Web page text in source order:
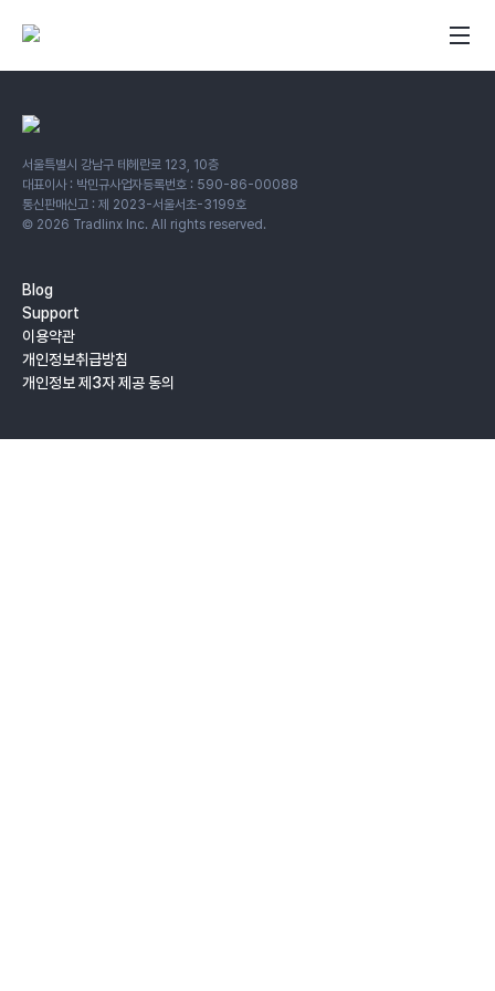
서울특별시 강남구 테헤란로 123, 10층
대표이사 : 박민규사업자등록번호 : 590-86-00088
통신판매신고 : 제 2023-서울서초-3199호
© 2026 Tradlinx Inc. All rights reserved.
Blog
Support
이용약관
개인정보취급방침
개인정보 제3자 제공 동의